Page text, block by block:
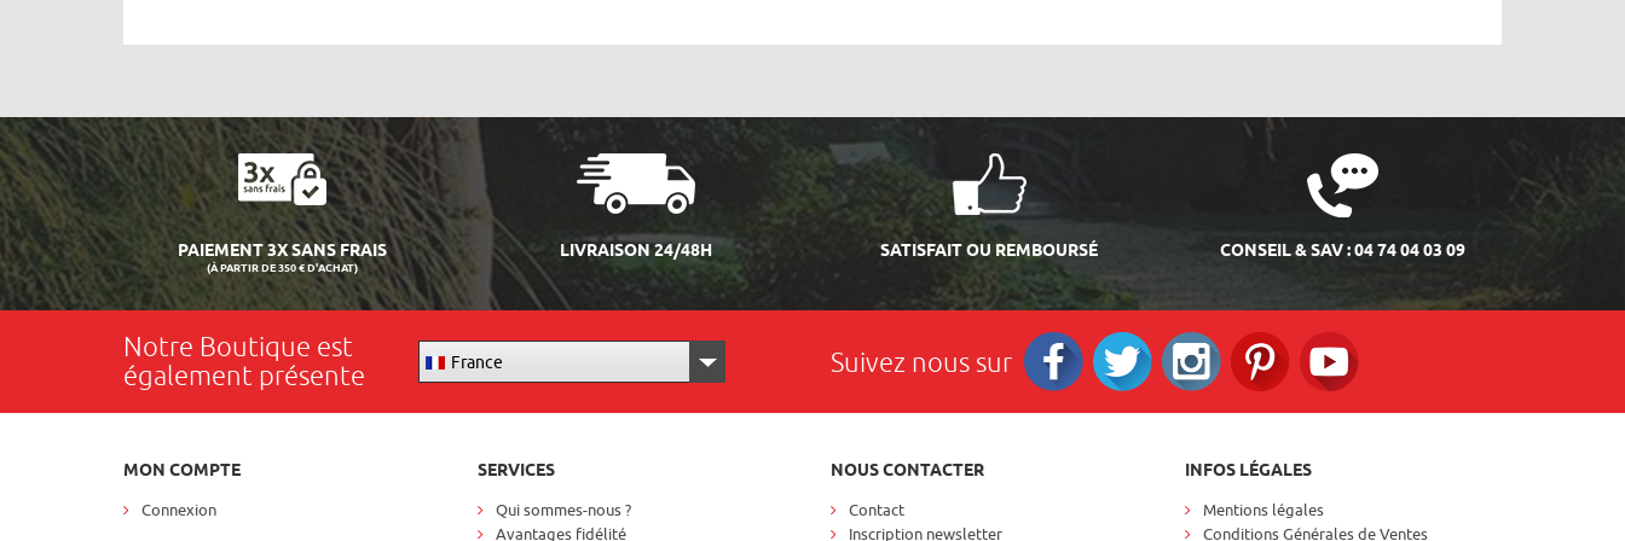
PAIEMENT 3X SANS FRAIS
(À PARTIR DE 350 € D'ACHAT)
LIVRAISON 24/48H SATISFAIT OU REMBOURSÉ CONSEIL & SAV : 04 74 04 03 09
Notre Boutique est
également présente
France Suivez nous sur
MON COMPTE
Connexion
SERVICES
Qui sommes-nous ?
Avantages fidélité
NOUS CONTACTER
Contact
Inscription newsletter
INFOS LÉGALES
Mentions légales
Conditions Générales de Ventes